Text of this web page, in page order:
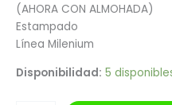
(AHORA CON ALMOHADA)
Estampado
Línea Milenium
Disponibilidad: 5